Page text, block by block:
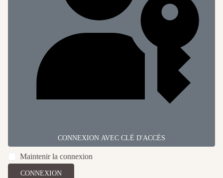
CONNEXION AVEC CLÉ D'ACCÈS
Maintenir la connexion
CONNEXION